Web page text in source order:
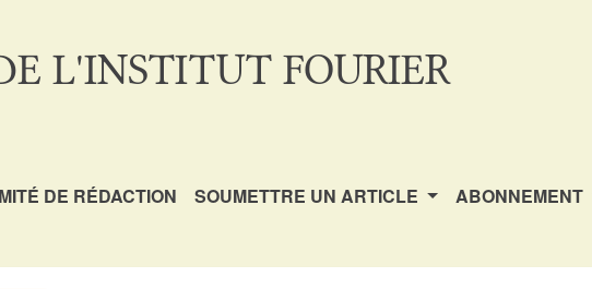
L'INSTITUT FOURIER
DE RÉDACTION SOUMETTRE UN ARTICLE ABONNEMENT